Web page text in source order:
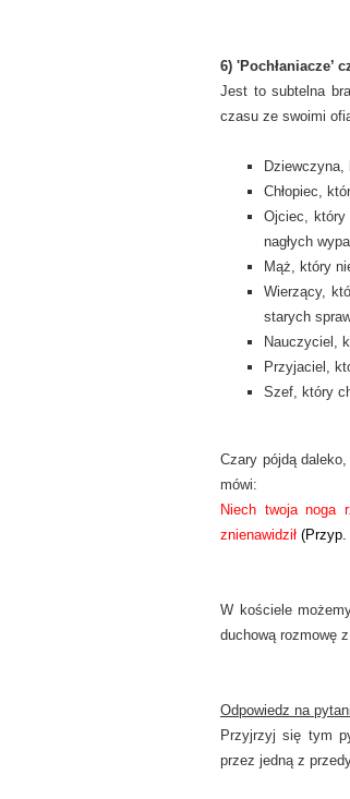
6) 'Pochłaniacze’
Jest to subtelna
czasu ze swoimi
Dziewczyna,
Chłopiec,
Ojciec,
nagłych
Mąż, który
Wierzący,
starych
Nauczyciel,
Przyjaciel,
Szef, który
Czary pójdą
mówi:
Niech twoja noga
znienawidził (Przyp.
W kościele
duchową rozmowę
Odpowiedz na
Przyjrzyj się tym
przez jedną z